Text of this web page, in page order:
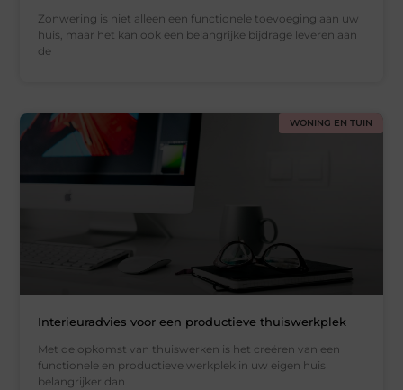
Zonwering is niet alleen een functionele toevoeging aan uw
huis, maar het kan ook een belangrijke bijdrage leveren aan
de
WONING EN TUIN
Interieuradvies voor een productieve thuiswerkplek
Met de opkomst van thuiswerken is het creëren van een
functionele en productieve werkplek in uw eigen huis
belangrijker dan